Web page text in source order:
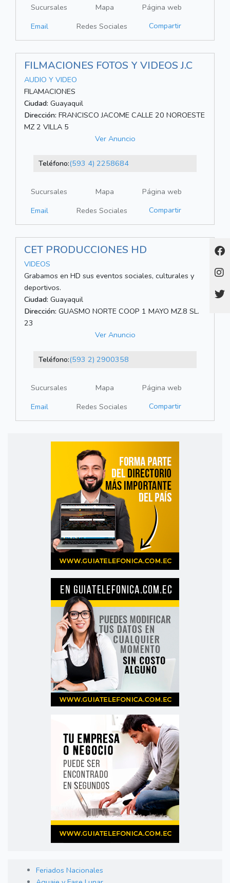
Sucursales Mapa
Página web
Email
Redes Sociales Compartir
FILMACIONES FOTOS Y VIDEOS J.C
AUDIO Y VIDEO
FILAMACIONES
Ciudad: Guayaquil
Dirección: FRANCISCO JACOME CALLE 20 NOROESTE
MZ 2 VILLA 5
Ver Anuncio
Teléfono:(593 4) 2258684
Sucursales Mapa
Página web
Email
Redes Sociales Compartir
CET PRODUCCIONES HD
VIDEOS
Grabamos en HD sus eventos sociales, culturales y
deportivos.
Ciudad: Guayaquil
Dirección: GUASMO NORTE COOP 1 MAYO MZ.8 SL.
23
Ver Anuncio
Teléfono:(593 2) 2900358
Sucursales Mapa
Página web
Email
Redes Sociales Compartir
Feriados Nacionales